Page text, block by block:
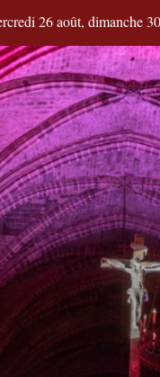
26 août, dimanche